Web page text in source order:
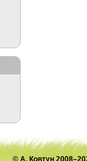
© А. Ковтун